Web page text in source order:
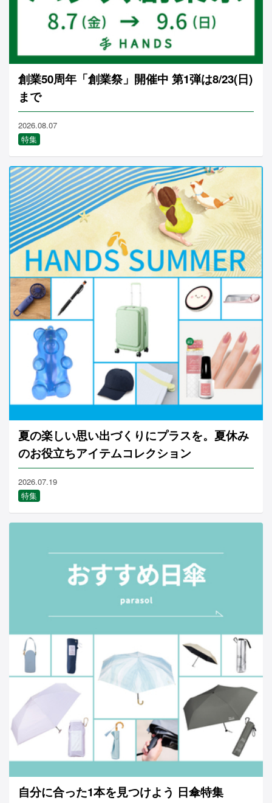
創業50周年「創業祭」開催中 第1弾は8/23(日)
まで
2026.08.07
特集
夏の楽しい思い出づくりにプラスを。夏休み
のお役立ちアイテムコレクション
2026.07.19
特集
自分に合った1本を見つけよう 日傘特集